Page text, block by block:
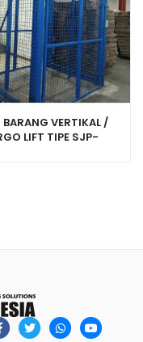
BARANG VERTIKAL /
LIFT TIPE SJP-